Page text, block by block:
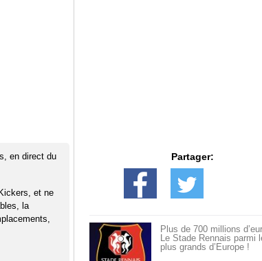
en direct du
et ne
la
Partager:
Plus de 700 millions
Le Stade Rennais parmi
plus grands d’Europe !